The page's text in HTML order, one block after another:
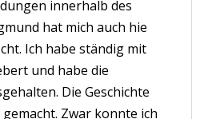
innerhalb des
hat mich auch hie
Ich habe ständig mit
und habe die
Die Geschichte
Zwar konnte ich